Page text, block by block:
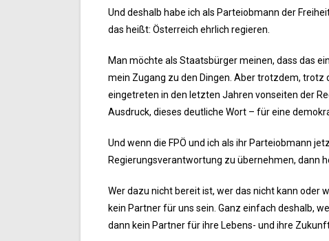
Und deshalb habe ich als Parteiobmann der
das heißt: Österreich ehrlich regieren.
Man möchte als Staatsbürger meinen, dass das
mein Zugang zu den Dingen. Aber trotzdem, trotz
eingetreten in den letzten Jahren vonseiten der
Ausdruck, dieses deutliche Wort – für eine
Und wenn die FPÖ und ich als ihr Parteiobmann
Regierungsverantwortung zu übernehmen, dann
Wer dazu nicht bereit ist, wer das nicht kann oder
kein Partner für uns sein. Ganz einfach deshalb,
dann kein Partner für ihre Lebens- und ihre